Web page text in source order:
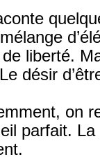
liberté.
désir
on
parfait.